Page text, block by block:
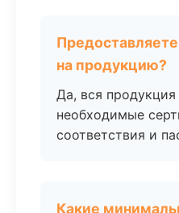
на продукцию?
Да, вся
необходимые
соответствия и
Какие